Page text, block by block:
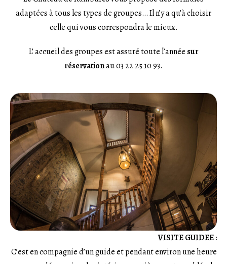
adaptées à tous les types de groupes… Il n’y a qu’à choisir
celle qui vous correspondra le mieux.
L’ accueil des groupes est assuré toute l’année sur
réservationau 03 22 25 10 93.
VISITE GUIDEE :
C’est en compagnie d’un guide et pendant environ une heure